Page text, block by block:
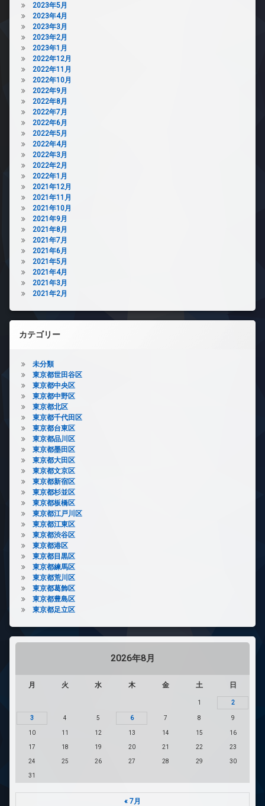
2023年5月
2023年4月
2023年3月
2023年2月
2023年1月
2022年12月
2022年11月
2022年10月
2022年9月
2022年8月
2022年7月
2022年6月
2022年5月
2022年4月
2022年3月
2022年2月
2022年1月
2021年12月
2021年11月
2021年10月
2021年9月
2021年8月
2021年7月
2021年6月
2021年5月
2021年4月
2021年3月
2021年2月
カテゴリー
未分類
東京都世田谷区
東京都中央区
東京都中野区
東京都北区
東京都千代田区
東京都台東区
東京都品川区
東京都墨田区
東京都大田区
東京都文京区
東京都新宿区
東京都杉並区
東京都板橋区
東京都江戸川区
東京都江東区
東京都渋谷区
東京都港区
東京都目黒区
東京都練馬区
東京都荒川区
東京都葛飾区
東京都豊島区
東京都足立区
2026年8月
月 火 水 木 金 土 日
1 2
3 4 5 6 7 8 9
10 11 12 13 14 15 16
17 18 19 20 21 22 23
24 25 26 27 28 29 30
31
« 7月